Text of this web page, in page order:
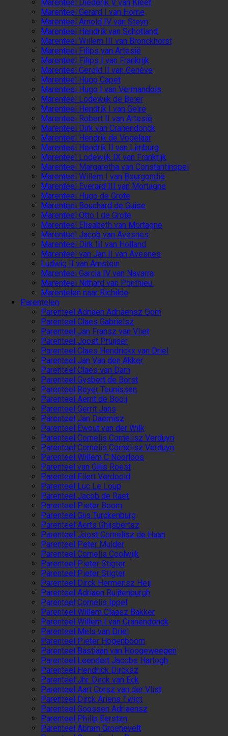
Marenteel Diederik V van Kleef
Marenteel Gerard I van Horne
Marenteel Arnold IV van Steyn
Marenteel Hendrik van Schotland
Marenteel Willem III van Bronckhorst
Marenteel Filips van Artesië
Marenteel Filips I van Frankrijk
Marenteel Gerold II van Genève
Marenteel Hugo Capet
Marenteel Hugo I van Vermandois
Marenteel Lodewijk de Beier
Marenteel Hendrik I van Gelre
Marenteel Robert II van Artesië
Marenteel Dirk van Cranendonck
Marenteel Hendrik de Vogelaar
Marenteel Hendrik II van Limburg
Marenteel Lodewijk IX van Frankrijk
Marenteel Margaretha van Constantinopel
Marenteel Willem I van Bourgondië
Marenteel Everard III van Mortagne
Marenteel Hugo de Grote
Marenteel Bouchard de Guise
Marenteel Otto I de Grote
Marenteel Elisabeth van Mortagne
Marenteel Jacob van Avesnes
Marenteel Dirk III van Holland
Marenteel van Jan II van Avesnes
Ludwig II van Arnstein
Marenteel Garcia IV van Navarra
Marenteel Nithard van Ponthieu
Marentelen naar Richilde
Parentelen
Parenteel Adriaen Adriaensz Oom
Parenteel Claes Gabrielsz
Parenteel Jan Fransz van Vliet
Parenteel Joost Pruijser
Parenteel Claes Hendrickx van Driel
Parenteel Jan Van den Akker
Parenteel Claes van Dam
Parenteel Gysbert de Borst
Parenteel Reyer Teunissen
Parenteel Aernt de Booij
Parenteel Gerrit Jans
Parenteel Jan Daemisz
Parenteel Ewout van der Wilk
Parenteel Cornelis Cornelisz Verduyn
Parenteel Cornelis Cornelisz Verduyn
Parenteel Willem C Noorloos
Parenteel van Gilis Roest
Parenteel Ellert Verdoold
Parenteel Luc Le Loup
Parenteel Jacob de Raet
Parenteel Pieter Boom
Parenteel Gijs Turckenburg
Parenteel Aerts Ghijsbertsz
Parenteel Joost Cornelisz de Haan
Parenteel Peter Mulder
Parenteel Cornelis Coolwijk
Parenteel Pieter Stigter
Parenteel Pieter Stigter
Parenteel Dirck Hermensz Heij
Parenteel Adriaen Ruijtenburgh
Parenteel Cornelis Ippel
Parenteel Willem Claasz Bakker
Parenteel Willem I van Cranendonck
Parenteel Mels van Driel
Parenteel Pieter Hogenboom
Parenteel Bastiaan van Hoogeweegen
Parenteel Leendert Jacobs Hartogh
Parenteel Hendrick Dircksz
Parenteel Jhr. Dirck van Eck
Parenteel Aart Corsz van der Vlist
Parenteel Dirck Ariens Twigt
Parenteel Goossen Adriaensz
Parenteel Philip Eerstzn
Parenteel Abram Groenevelt